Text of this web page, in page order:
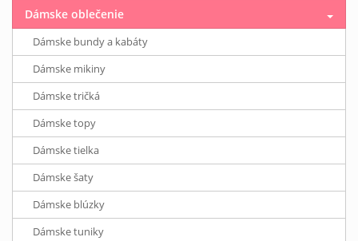
Dámske oblečenie
Dámske bundy a kabáty
Dámske mikiny
Dámske tričká
Dámske topy
Dámske tielka
Dámske šaty
Dámske blúzky
Dámske tuniky